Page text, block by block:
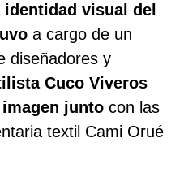
visual del
a cargo de un
diseñadores y
Cuco Viveros
junto con las
textil Cami Orué